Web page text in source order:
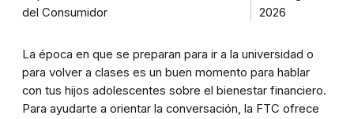
del Consumidor
2026
La época en que se preparan para ir a la universidad o
para volver a clases es un buen momento para hablar
con tus hijos adolescentes sobre el bienestar financiero.
Para ayudarte a orientar la conversación, la FTC ofrece